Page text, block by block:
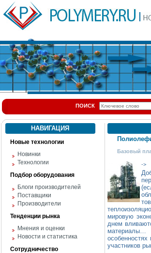
ПОИСК
НАВИГАЦИЯ
Новые технологии
Новинки
Технологии
Подбор оборудования
Блоги производителей
Поставщики
Производители
Тенденции рынка
Мнения и оценки
Новости и статистика
Сотрудничество
Базовый
->
мировую
днем
материалы…
особенностях
участников